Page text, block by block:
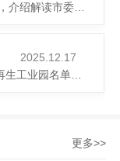
2025.12.17
更多>>